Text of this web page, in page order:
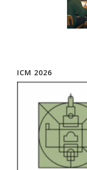
ICM 2026